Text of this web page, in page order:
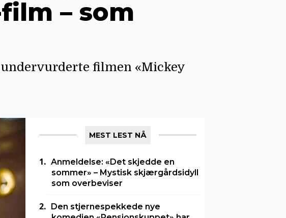
– som
undervurderte filmen «Mickey
MEST LEST NÅ
Anmeldelse: «Det skjedde en
sommer» – Mystisk skjærgårdsidyll
som overbeviser
Den stjernespekkede nye